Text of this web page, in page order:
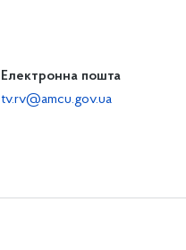
Електронна пошта
tv.rv@amcu.gov.ua